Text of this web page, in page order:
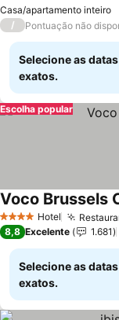
Casa/apartamento inteiro
/ Pontuação não
Selecione as
exatos.
Escolha popular
4 EstrelasHotel
Voco Brussels
8,8 Excelente 1.681
Selecione as
exatos.